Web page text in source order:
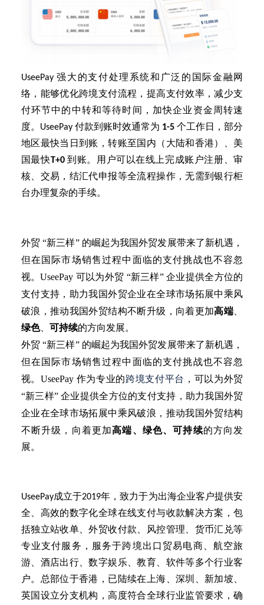
UseePay 强大的支付处理系统和广泛的国际金融网
络，能够优化跨境支付流程，提高支付效率，减少支
付环节中的中转和等待时间，加快企业资金周转速
度。UseePay 付款到账时效通常为 1-5个工作日，部分
地区最快当日到账，转账至国内（大陆和香港）、美
国最快T+0到账。用户可以在线上完成账户注册、审
核、交易，结汇代申报等全流程操作，无需到银行柜
台办理复杂的手续。
外贸 “新三样” 的崛起为我国外贸发展带来了新机遇，
但在国际市场销售过程中面临的支付挑战也不容忽
视。UseePay 可以为外贸 “新三样” 企业提供全方位的
支付支持，助力我国外贸企业在全球市场拓展中乘风
破浪，推动我国外贸结构不断升级，向着更加高端、
绿色、 可持续的方向发展。
外贸 “新三样” 的崛起为我国外贸发展带来了新机遇，
但在国际市场销售过程中面临的支付挑战也不容忽
视。UseePay 作为专业的跨境支付平台 ，可以为外贸
“新三样” 企业提供全方位的支付支持，助力我国外贸
企业在全球市场拓展中乘风破浪，推动我国外贸结构
不断升级，向着更加高端、绿色、可持续的方向发
展。
UseePay成立于2019年，致力于为出海企业客户提供安
全、高效的数字化全球在线支付与收款解决方案，包
括独立站收单、外贸收付款、风控管理、货币汇兑等
专业支付服务，服务于跨境出口贸易电商、航空旅
游、酒店出行、数字娱乐、教育、软件等多个行业客
户。总部位于香港，已陆续在上海、深圳、新加坡、
英国设立分支机构，高度符合全球行业监管要求，确